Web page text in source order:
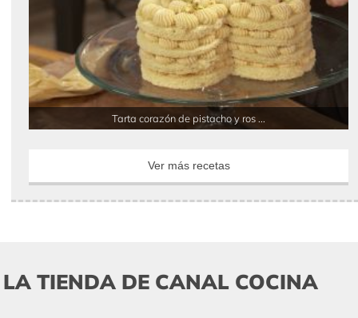
Tarta corazón de pistacho y ros ...
Ver más recetas
LA TIENDA DE CANAL COCINA